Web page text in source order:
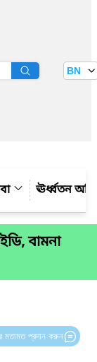
BN
ঊর্ধ্বতন
বামনা
মতামত প্রদান করুন